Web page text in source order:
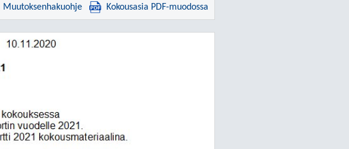
Muutoksenhakuohje Kokousasia PDF-muodossa